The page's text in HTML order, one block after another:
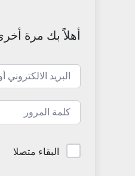
أهلاً بك مرة
البقاء متصلا